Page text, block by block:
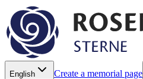
English Create a memorial page